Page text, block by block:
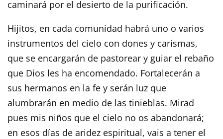
caminará por el desierto de la purificación.
Hijitos, en cada comunidad habrá uno o varios
instrumentos del cielo con dones y carismas,
que se encargarán de pastorear y guiar el rebaño
que Dios les ha encomendado. Fortalecerán a
sus hermanos en la fe y serán luz que
alumbrarán en medio de las tinieblas. Mirad
pues mis niños que el cielo no os abandonará;
en esos días de aridez espiritual, vais a tener el